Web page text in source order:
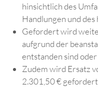
hinsichtlich des
Handlungen und
Gefordert wird
aufgrund der
entstanden sind
Zudem wird Ersatz
2.301,50 €